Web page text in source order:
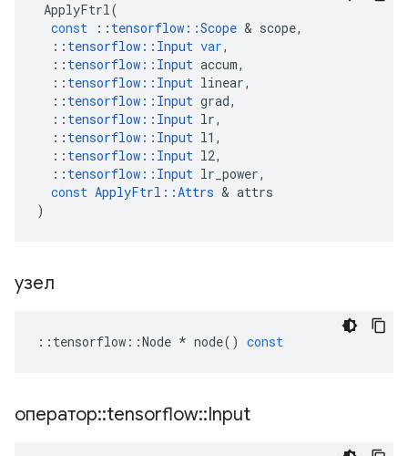
ApplyFtrl(
const
:: tensorflow ::Scope & scope,
:: tensorflow :: Input var,
:: tensorflow :: Input accum,
:: tensorflow :: Input linear,
:: tensorflow :: Input grad,
:: tensorflow :: Input lr,
:: tensorflow :: Input l1 ,
:: tensorflow :: Input l2,
:: tensorflow :: Input lr_power,
const ApplyFtrl ::Attrs & attrs
)
узел
:: tensorflow ::Node * node() const
оператор::tensorflow::Input